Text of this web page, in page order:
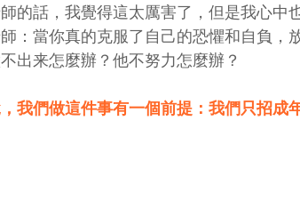
的話，我覺得這太厲害了，但是我心中
：當你真的克服了自己的恐懼和自負，
出来怎麼辦？他不努力怎麼辦？
我們做這件事有一個前提：我們只招成年